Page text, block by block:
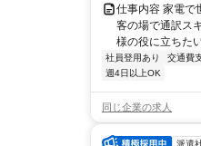
仕事内容 家電で
客の場で通訳ス
様の役に立ちた
社員登用あり 交通費
週4日以上OK
同じ企業の求人
派遣